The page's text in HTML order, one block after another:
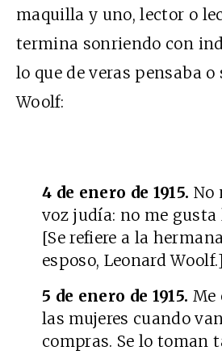
maquilla y uno, lector o
termina sonriendo con
lo que de veras pensaba
Woolf:
4 de enero de 1915. No
voz judía: no me
[Se refiere a la
esposo, Leonard Woolf.]
5 de enero de 1915. Me
las mujeres cuando
compras. Se lo toman